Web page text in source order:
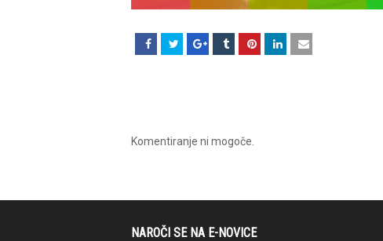
Komentiranje ni mogoče.
NAROČI SE NA E-NOVICE